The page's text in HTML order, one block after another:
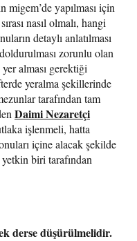
yapılması için
nasıl olmalı, hangi
detaylı anlatılması
zorunlu olan
alması gerektiği
yeralma şekillerinde
tarafından tam
Daimi Nezaretçi
işlenmeli, hatta
içine alacak şekilde
biri tarafından
derse düşürülmelidir.